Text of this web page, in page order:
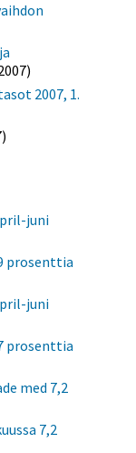
2007, 1.
juni
prosenttia
juni
prosenttia
med 7,2
7,2